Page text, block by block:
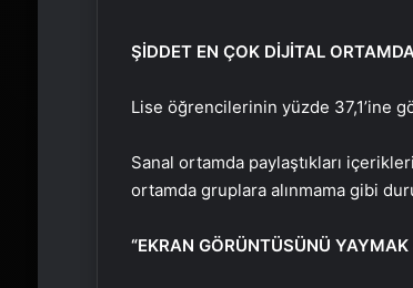
ŞİDDET EN ÇOK DİJİTAL
Lise öğrencilerinin yüzde 37,1’ine
Sanal ortamda paylaştıkları
ortamda gruplara alınmama gibi
“EKRAN GÖRÜNTÜSÜNÜ YAYMAK